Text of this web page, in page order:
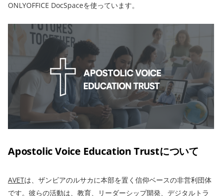
ONLYOFFICE DocSpaceを使っています。
Apostolic Voice Education Trustについて
AVETは、ザンビアのルサカに本部を置く信仰ベースの非営利団体
です。彼らの活動は、教育、リーダーシップ開発、デジタルトラ